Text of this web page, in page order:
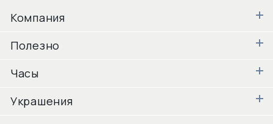
Компания
Полезно
Часы
Украшения